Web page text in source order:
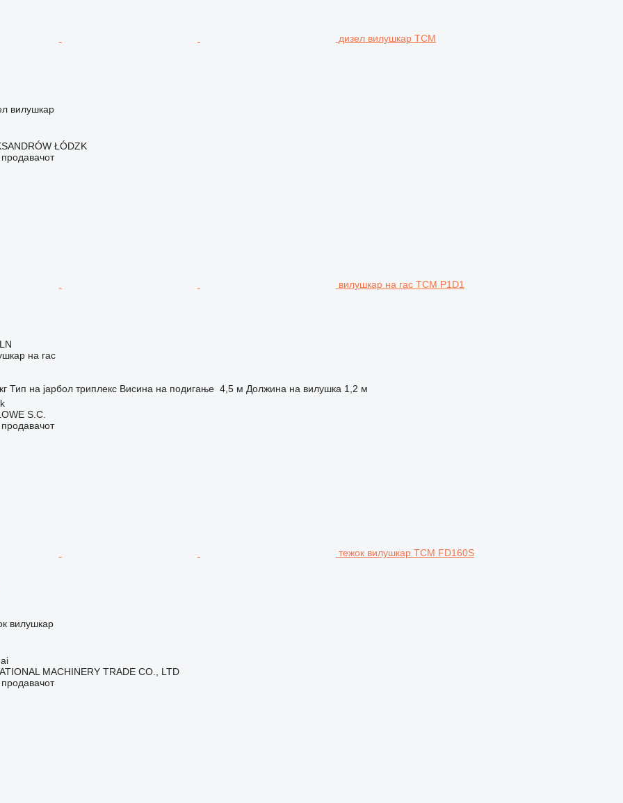
дизел вилушкар TCM
вилушкар
ŁÓDZK
продавачот
вилушкар на гас TCM P1D1
на гас
Тип на јарбол триплекс Висина на подигање 4,5 м Должина на вилушка 1,2 м
S.C.
продавачот
тежок вилушкар TCM FD160S
вилушкар
MACHINERY TRADE CO., LTD
продавачот